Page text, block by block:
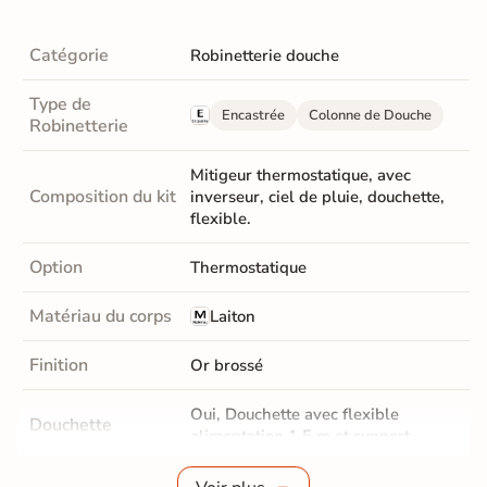
Catégorie Robinetterie douche
Type de
Robinetterie
Encastrée Colonne de Douche
Composition du kit
Mitigeur thermostatique, avec
inverseur, ciel de pluie, douchette,
flexible.
Option Thermostatique
Matériau du corps Laiton
Finition Or brossé
Douchette
Oui, Douchette avec flexible
alimentation 1,5 m et support.